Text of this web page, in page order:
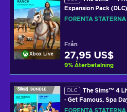
Xbox Live
Expansion Pack
UNITED STATES
FÖRENTA STATERNA
Från
27,95 US$
9% Återbetalning
DLC
The Sims™ 4
- Get Famous, Spa
Stuff, Movie Hangout
FÖRENTA STATERNA